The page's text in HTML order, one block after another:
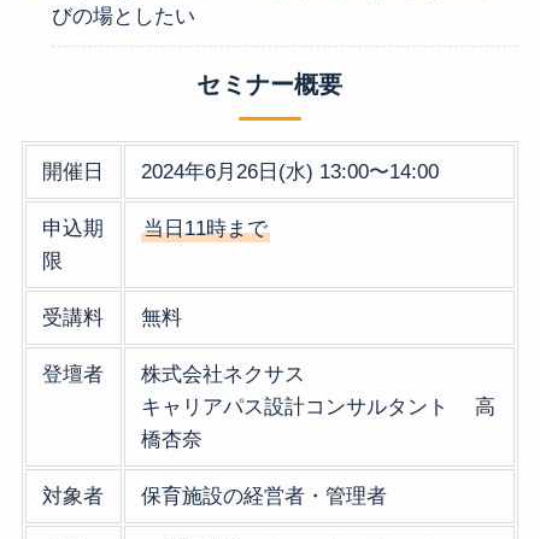
びの場としたい
セミナー概要
開催日 2024年6月26日(水) 13:00〜14:00
申込期
限
当日11時まで
受講料 無料
登壇者
株式会社ネクサス
キャリアパス設計コンサルタント 高
橋杏奈
対象者 保育施設の経営者・管理者